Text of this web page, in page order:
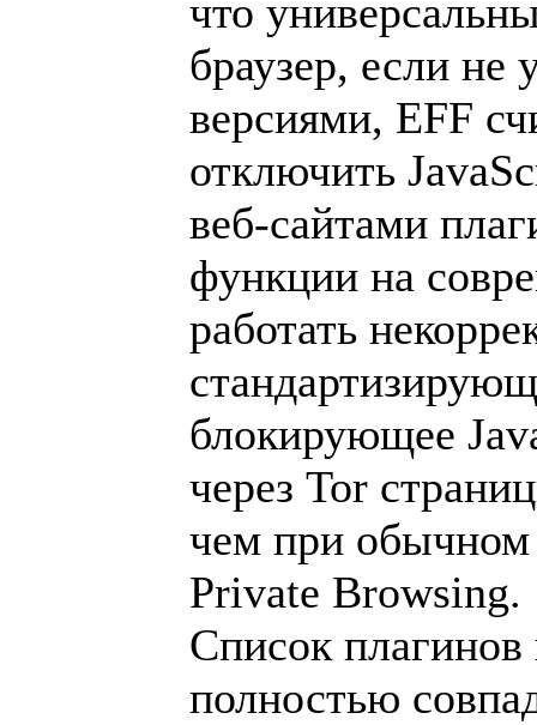
что
браузер, если
версиями, EFF
отключить
веб-сайтами
функции на
работать
блокирующее
через Tor
чем при обычном
Private Browsing.
Список
полностью